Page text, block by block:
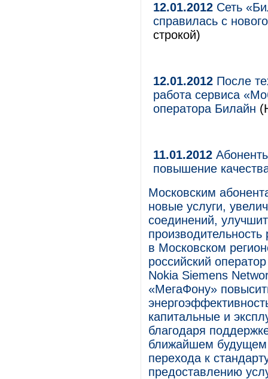
12.01.2012 Сеть
справилась с
строкой)
12.01.2012 После
работа сервиса
оператора Билайн
11.01.2012
повышение
Московским
новые услуги,
соединений,
в Московском
российский
Nokia Siemens
«МегаФону»
капитальные и
благодаря
ближайшем будущем
перехода к
предоставлению